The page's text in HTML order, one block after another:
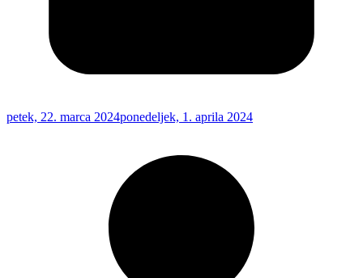
petek, 22. marca 2024ponedeljek, 1. aprila 2024